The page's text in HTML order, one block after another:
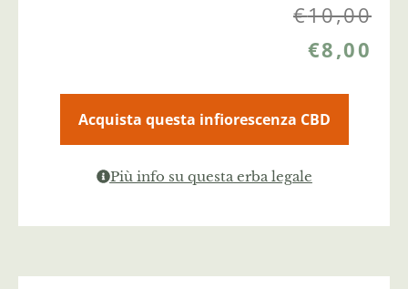
€10,00
€8,00
Acquista questa infiorescenza CBD
Più info su questa erba legale